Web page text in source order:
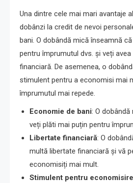
Una dintre cele mai mari avantaje
dobânzi la credit de nevoi
bani. O dobândă mică înseamnă
pentru împrumutul dvs. și veți
financiară. De asemenea, o
stimulent pentru a economisi mai
împrumutul mai repede.
Economie de bani: O
veți plăti mai puțin pentru
Libertate financiară: O
multă libertate financiară și vă
economisiți mai mult.
Stimulent pentru economisire